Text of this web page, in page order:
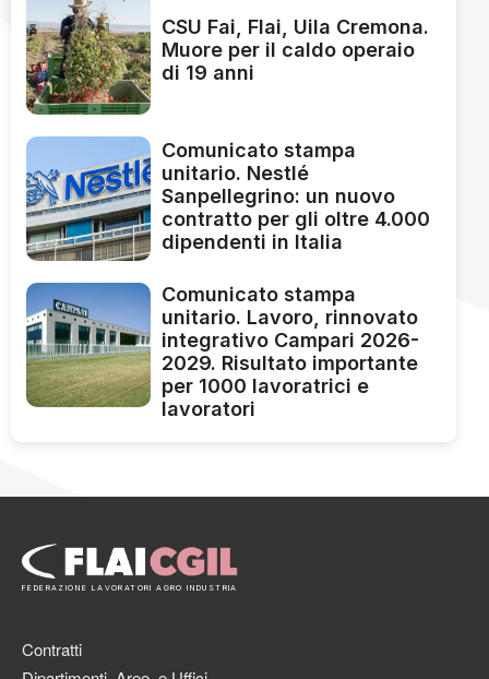
CSU Fai, Flai, Uila Cremona.
Muore per il caldo operaio
di 19 anni
Comunicato stampa
unitario. Nestlé
Sanpellegrino: un nuovo
contratto per gli oltre 4.000
dipendenti in Italia
Comunicato stampa
unitario. Lavoro, rinnovato
integrativo Campari 2026-
2029. Risultato importante
per 1000 lavoratrici e
lavoratori
FEDERAZIONE LAVORATORI AGRO INDUSTRIA
Contratti